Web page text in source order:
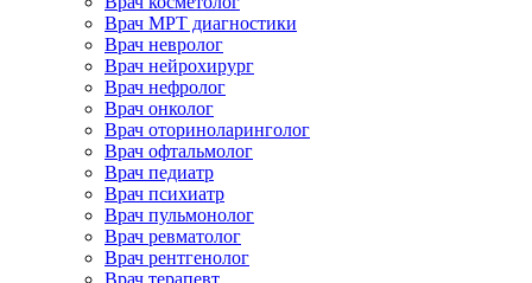
Врач МРТ диагностики
Врач невролог
Врач нейрохирург
Врач нефролог
Врач онколог
Врач оториноларинголог
Врач офтальмолог
Врач педиатр
Врач психиатр
Врач пульмонолог
Врач ревматолог
Врач рентгенолог
Врач терапевт